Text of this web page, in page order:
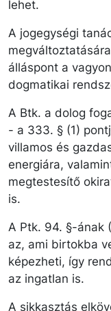
lehet.
A jogegységi
álláspont a
dogmatikai
A Btk. a dolog
- a 333. § (1)
villamos és
energiára,
megtestesítő
is.
A Ptk. 94. §-ának
az, ami birtokba
képezheti, így
az ingatlan is.
A sikkasztás